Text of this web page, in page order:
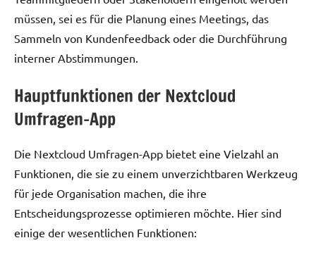
müssen, sei es für die Planung eines Meetings, das
Sammeln von Kundenfeedback oder die Durchführung
interner Abstimmungen.
Hauptfunktionen der Nextcloud
Umfragen-App
Die Nextcloud Umfragen-App bietet eine Vielzahl an
Funktionen, die sie zu einem unverzichtbaren Werkzeug
für jede Organisation machen, die ihre
Entscheidungsprozesse optimieren möchte. Hier sind
einige der wesentlichen Funktionen: